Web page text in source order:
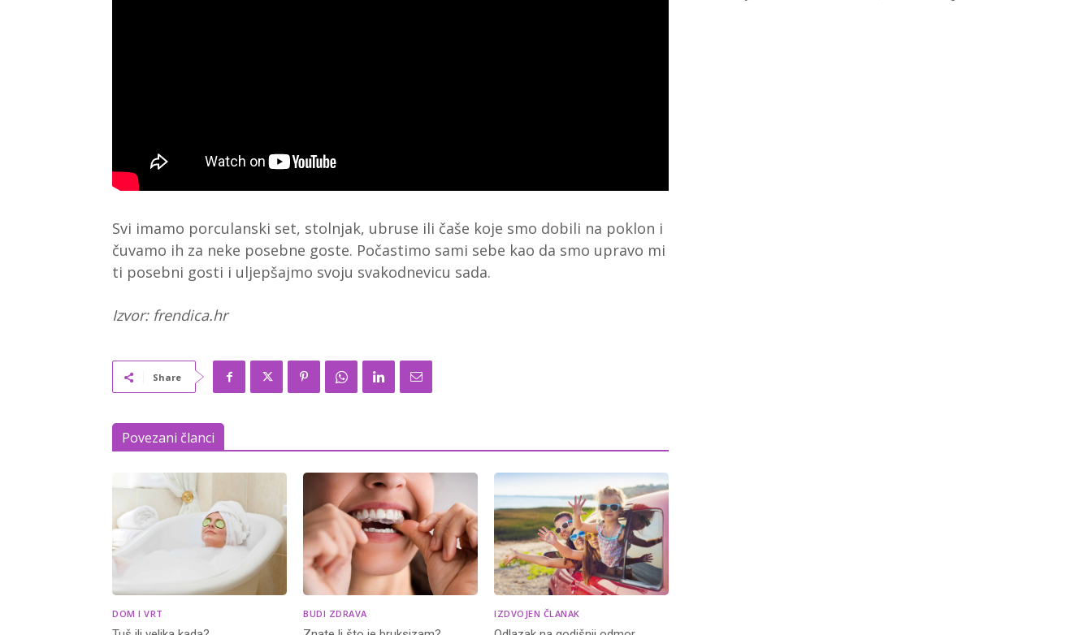
Svi imamo porculanski set, stolnjak, ubruse ili čaše koje smo dobili na poklon i
čuvamo ih za neke posebne goste. Počastimo sami sebe kao da smo upravo mi
ti posebni gosti i uljepšajmo svoju svakodnevicu sada.
Izvor: frendica.hr
Share
Povezani članci
DOM I VRT BUDI ZDRAVA IZDVOJEN ČLANAK